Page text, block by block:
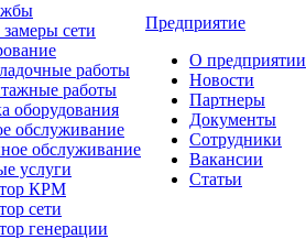
сети
работы
работы
оборудования
обслуживание
обслуживание
услуги
КРМ
сети
генерации
Предприятие
О предприятии
Новости
Партнеры
Документы
Сотрудники
Вакансии
Статьи